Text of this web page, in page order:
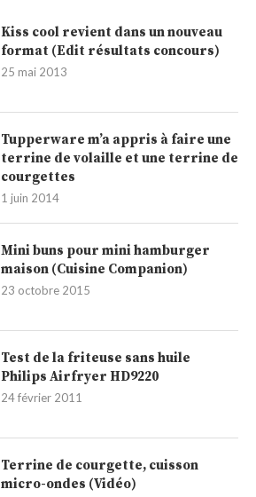
Kiss cool revient dans un nouveau
format (Edit résultats concours)
25 mai 2013
Tupperware m’a appris à faire une
terrine de volaille et une terrine de
courgettes
1 juin 2014
Mini buns pour mini hamburger
maison (Cuisine Companion)
23 octobre 2015
Test de la friteuse sans huile
Philips Airfryer HD9220
24 février 2011
Terrine de courgette, cuisson
micro-ondes (Vidéo)